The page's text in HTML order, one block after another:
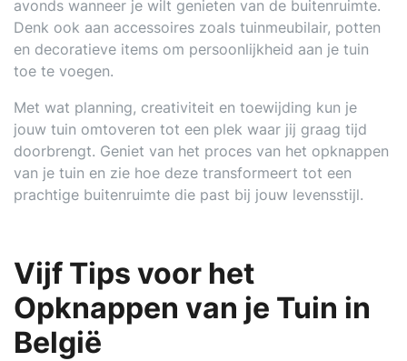
avonds wanneer je wilt genieten van de buitenruimte.
Denk ook aan accessoires zoals tuinmeubilair, potten
en decoratieve items om persoonlijkheid aan je tuin
toe te voegen.
Met wat planning, creativiteit en toewijding kun je
jouw tuin omtoveren tot een plek waar jij graag tijd
doorbrengt. Geniet van het proces van het opknappen
van je tuin en zie hoe deze transformeert tot een
prachtige buitenruimte die past bij jouw levensstijl.
Vijf Tips voor het
Opknappen van je Tuin in
België